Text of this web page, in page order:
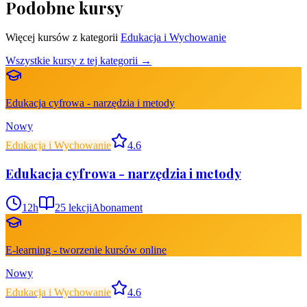
Podobne kursy
Więcej kursów z kategorii Edukacja i Wychowanie
Wszystkie kursy z tej kategorii →
Edukacja cyfrowa - narzędzia i metody
Nowy
Edukacja i Wychowanie
4.6
Edukacja cyfrowa - narzędzia i metody
12h 25 lekcjiAbonament
E-learning - tworzenie kursów online
Nowy
Edukacja i Wychowanie
4.6